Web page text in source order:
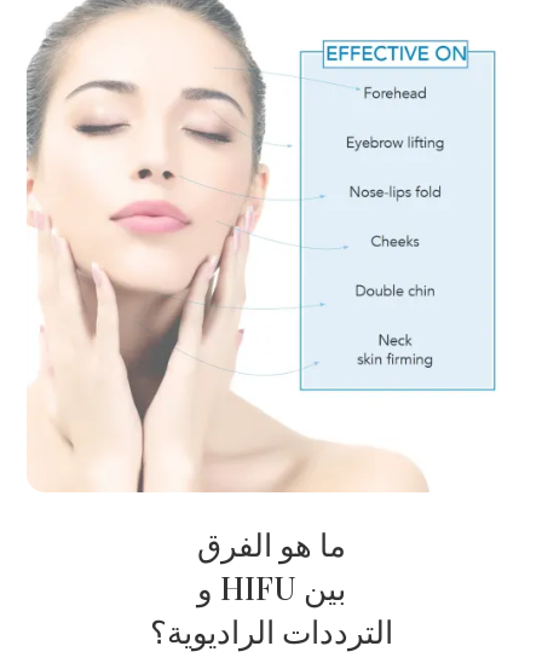
ما هو الفرق
بين HIFU و
الترددات الراديوية؟